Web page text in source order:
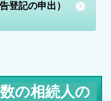
登記の申出）
の相続人の